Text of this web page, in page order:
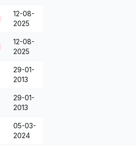
12-08-
2025
12-08-
2025
29-01-
2013
29-01-
2013
05-03-
2024